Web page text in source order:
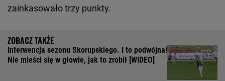
zainkasowało trzy punkty.
Interwencja sezonu Skorupskiego. I to podwójna!
Nie mieści się w głowie, jak to zrobił [WIDEO]